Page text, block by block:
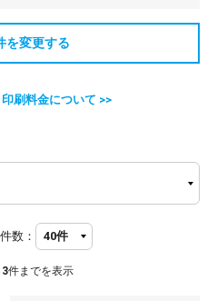
を変更する
刷料金について >>
数：
3件までを表示